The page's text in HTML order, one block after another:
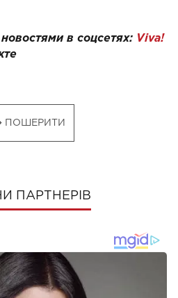
в соцсетях: Viva!
ПОШЕРИТИ
ПАРТНЕРІВ